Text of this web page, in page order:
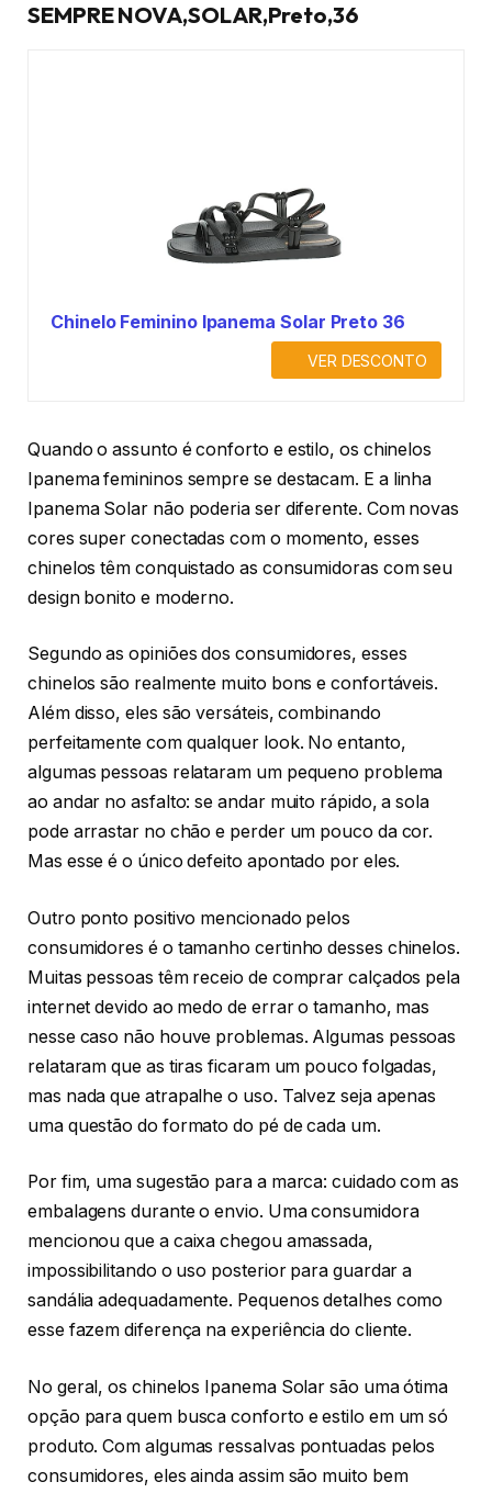
SEMPRE NOVA,SOLAR,Preto,36
Chinelo Feminino Ipanema Solar Preto 36
VER DESCONTO
Quando o assunto é conforto e estilo, os chinelos
Ipanema femininos sempre se destacam. E a linha
Ipanema Solar não poderia ser diferente. Com novas
cores super conectadas com o momento, esses
chinelos têm conquistado as consumidoras com seu
design bonito e moderno.
Segundo as opiniões dos consumidores, esses
chinelos são realmente muito bons e confortáveis.
Além disso, eles são versáteis, combinando
perfeitamente com qualquer look. No entanto,
algumas pessoas relataram um pequeno problema
ao andar no asfalto: se andar muito rápido, a sola
pode arrastar no chão e perder um pouco da cor.
Mas esse é o único defeito apontado por eles.
Outro ponto positivo mencionado pelos
consumidores é o tamanho certinho desses chinelos.
Muitas pessoas têm receio de comprar calçados pela
internet devido ao medo de errar o tamanho, mas
nesse caso não houve problemas. Algumas pessoas
relataram que as tiras ficaram um pouco folgadas,
mas nada que atrapalhe o uso. Talvez seja apenas
uma questão do formato do pé de cada um.
Por fim, uma sugestão para a marca: cuidado com as
embalagens durante o envio. Uma consumidora
mencionou que a caixa chegou amassada,
impossibilitando o uso posterior para guardar a
sandália adequadamente. Pequenos detalhes como
esse fazem diferença na experiência do cliente.
No geral, os chinelos Ipanema Solar são uma ótima
opção para quem busca conforto e estilo em um só
produto. Com algumas ressalvas pontuadas pelos
consumidores, eles ainda assim são muito bem